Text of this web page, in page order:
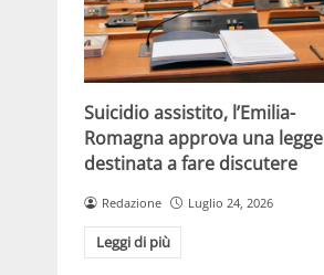
Suicidio assistito, l’Emilia-
Romagna approva una legge
destinata a fare discutere
Redazione Luglio 24, 2026
Leggi di più